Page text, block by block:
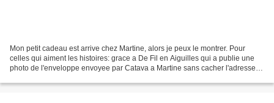
Mon petit cadeau est arrive chez Martine, alors je peux le montrer. Pour
celles qui aiment les histoires: grace a De Fil en Aiguilles qui a publie une
photo de l'enveloppe envoyee par Catava a Martine sans cacher l'adresse,